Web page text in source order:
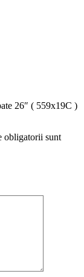
26″ ( 559x19C )
obligatorii sunt